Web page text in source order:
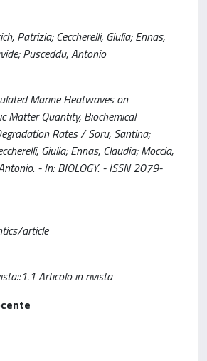
Patrizia; Ceccherelli, Giulia; Ennas,
Pusceddu, Antonio
Marine Heatwaves on
Matter Quantity, Biochemical
Rates / Soru, Santina;
Giulia; Ennas, Claudia; Moccia,
- In: BIOLOGY. - ISSN 2079-
article
Articolo in rivista